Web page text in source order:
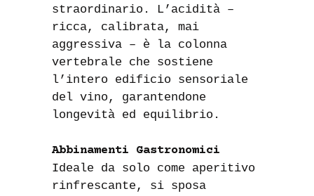
straordinario. L’acidità –
ricca, calibrata, mai
aggressiva – è la colonna
vertebrale che sostiene
l’intero edificio sensoriale
del vino, garantendone
longevità ed equilibrio.
Abbinamenti Gastronomici
Ideale da solo come aperitivo
rinfrescante, si sposa